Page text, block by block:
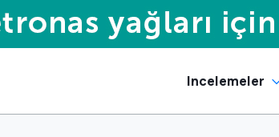
Incelemeler